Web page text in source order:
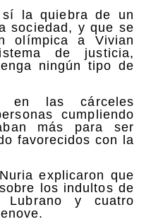
la quiebra de un
sociedad, y que se
olímpica a Vivian
de justicia,
ningún tipo de
las cárceles
cumpliendo
más para ser
favorecidos con la
explicaron que
los indultos de
y cuatro